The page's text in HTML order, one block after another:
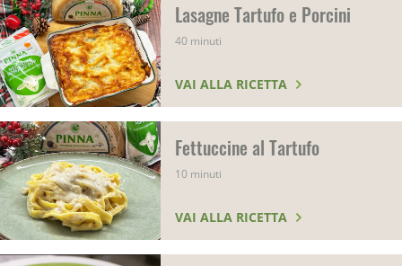
Lasagne Tartufo e Porcini
40 minuti
VAI ALLA RICETTA
Fettuccine al Tartufo
10 minuti
VAI ALLA RICETTA